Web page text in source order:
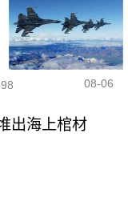
08-06
出海上棺材